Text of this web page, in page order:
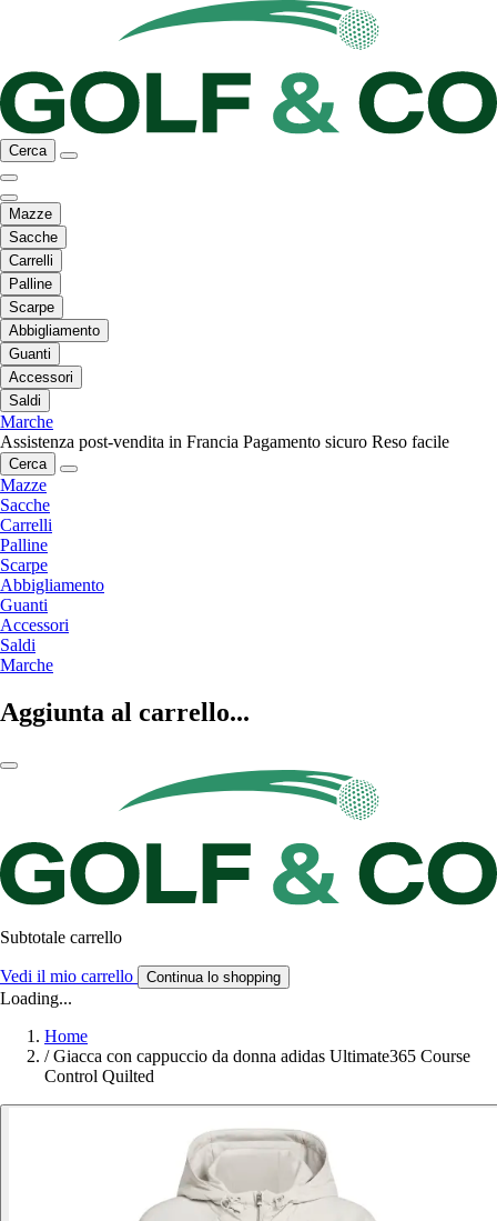
Cerca
Mazze
Sacche
Carrelli
Palline
Scarpe
Abbigliamento
Guanti
Accessori
Saldi
Marche
Assistenza post-vendita in Francia Pagamento sicuro Reso facile
Cerca
Mazze
Sacche
Carrelli
Palline
Scarpe
Abbigliamento
Guanti
Accessori
Saldi
Marche
Aggiunta al carrello...
Subtotale carrello
Vedi il mio carrello Continua lo shopping
Loading...
Home
/ Giacca con cappuccio da donna adidas Ultimate365 Course
Control Quilted